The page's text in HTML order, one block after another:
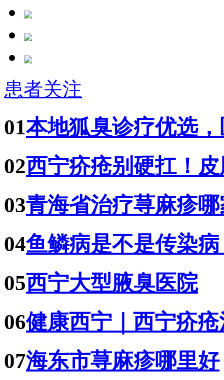
患者关注
01本地狐臭诊疗优选
02西宁疥疮别硬扛！
03青海省治疗荨麻疹
04鱼鳞病是不是传染
05西宁大型腋臭医院
06健康西宁｜西宁疥
07海东市荨麻疹哪里好